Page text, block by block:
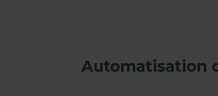
Automatisation